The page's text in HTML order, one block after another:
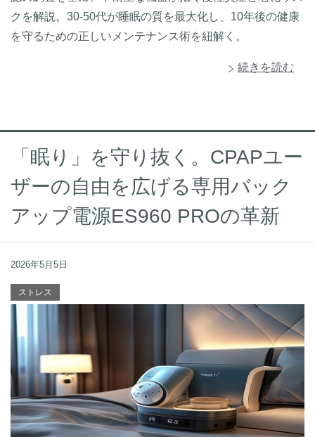
クを解説。30-50代が睡眠の質を最大化し、10年後の健康
を守るための正しいメンテナンス術を紐解く。
続きを読む
「眠り」を守り抜く。CPAPユー
ザーの自由を広げる専用バック
アップ電源ES960 PROの革新
2026年5月5日
ストレス